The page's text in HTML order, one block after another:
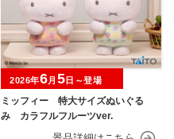
ミッフィー 特大サイズぬいぐる
み カラフルフルーツver.
2026年6月 5日～登場